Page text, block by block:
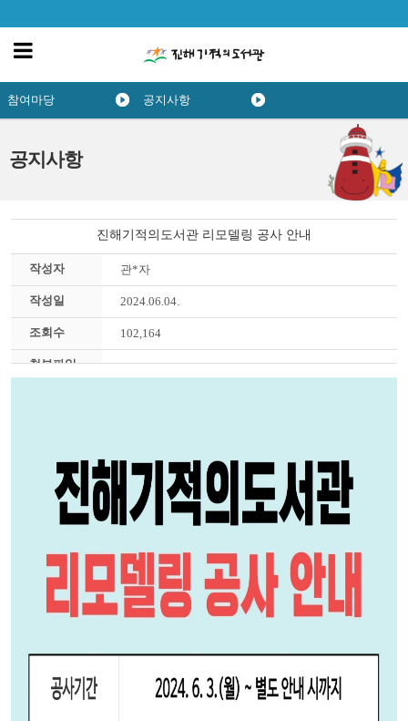
공지사항
참여마당 공지사항
진해기적의도서관 리모델링 공사 안내
작성자 관*자
작성일 2024.06.04.
조회수 102,164
첨부파일